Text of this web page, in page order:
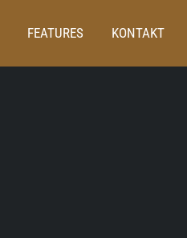
FEATURES KONTAKT